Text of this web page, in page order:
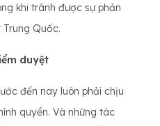
khi tránh được sự phản
Quốc.
duyệt
đến nay luôn phải chịu
quyền. Và những tác